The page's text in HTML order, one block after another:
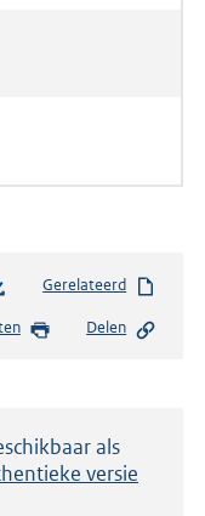
Gerelateerd
Delen
als
versie